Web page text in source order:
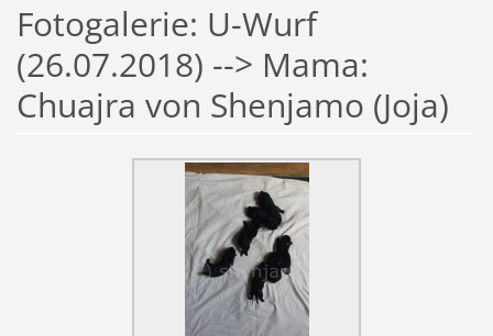
Fotogalerie: U-Wurf
(26.07.2018) --> Mama:
Chuajra von Shenjamo (Joja)